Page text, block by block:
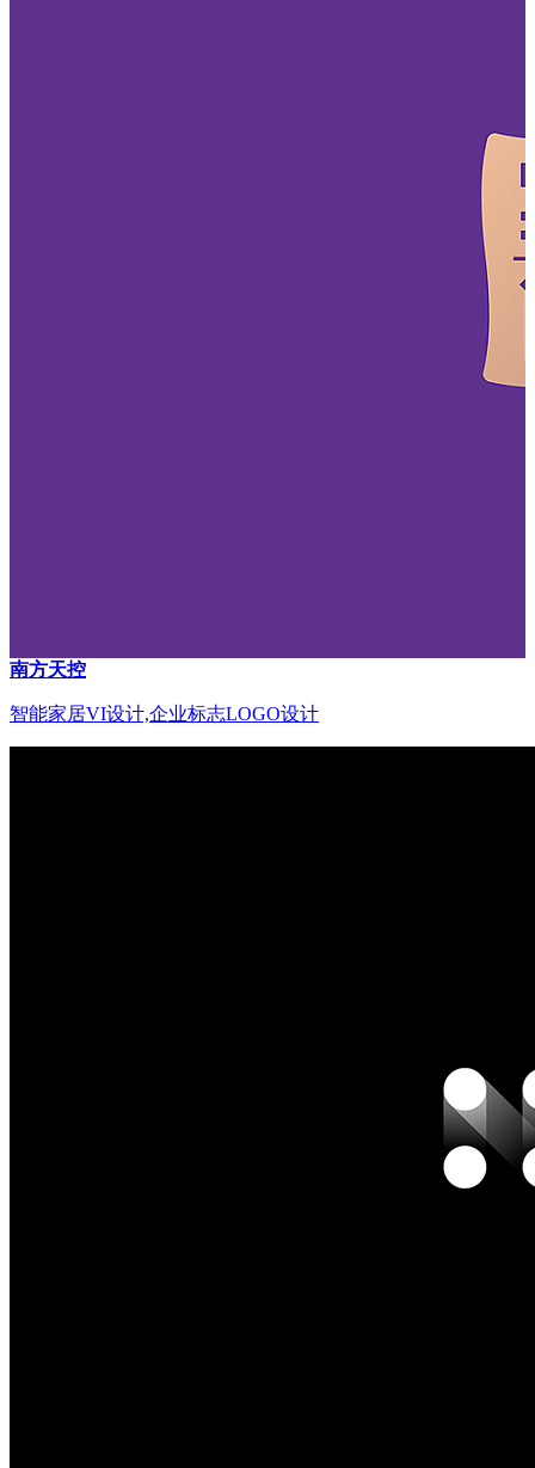
南方天控
智能家居VI设计,企业标志LOGO设计